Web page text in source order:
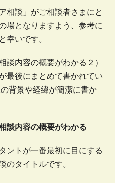
相談」がご相談者さまにと
場となりますよう、参考に
幸いです。
談内容の概要がわかる２）
最後にまとめて書かれてい
背景や経緯が簡潔に書か
談内容の概要がわかる
ントが一番最初に目にする
のタイトルです。